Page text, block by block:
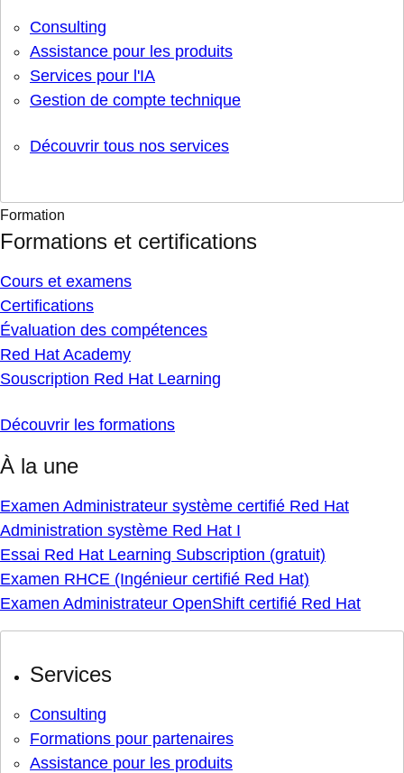
Consulting
Assistance pour les produits
Services pour l'IA
Gestion de compte technique
Découvrir tous nos services
Formation
Formations et certifications
Cours et examens
Certifications
Évaluation des compétences
Red Hat Academy
Souscription Red Hat Learning
Découvrir les formations
À la une
Examen Administrateur système certifié Red Hat
Administration système Red Hat I
Essai Red Hat Learning Subscription (gratuit)
Examen RHCE (Ingénieur certifié Red Hat)
Examen Administrateur OpenShift certifié Red Hat
Services
Consulting
Formations pour partenaires
Assistance pour les produits